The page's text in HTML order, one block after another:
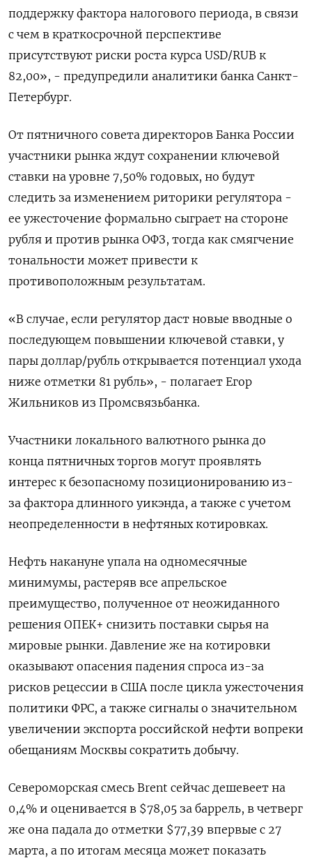
поддержку фактора налогового периода, в связи
с чем в краткосрочной перспективе
присутствуют риски роста курса USD/RUB к
82,00», - предупредили аналитики банка Санкт-
Петербург.
От пятничного совета директоров Банка России
участники рынка ждут сохранении ключевой
ставки на уровне 7,50% годовых, но будут
следить за изменением риторики регулятора -
ее ужесточение формально сыграет на стороне
рубля и против рынка ОФЗ, тогда как смягчение
тональности может привести к
противоположным результатам.
«В случае, если регулятор даст новые вводные о
последующем повышении ключевой ставки, у
пары доллар/рубль открывается потенциал ухода
ниже отметки 81 рубль», - полагает Егор
Жильников из Промсвязьбанка.
Участники локального валютного рынка до
конца пятничных торгов могут проявлять
интерес к безопасному позиционированию из-
за фактора длинного уикэнда, а также с учетом
неопределенности в нефтяных котировках.
Нефть накануне упала на одномесячные
минимумы, растеряв все апрельское
преимущество, полученное от неожиданного
решения ОПЕК+ снизить поставки сырья на
мировые рынки. Давление же на котировки
оказывают опасения падения спроса из-за
рисков рецессии в США после цикла ужесточения
политики ФРС, а также сигналы о значительном
увеличении экспорта российской нефти вопреки
обещаниям Москвы сократить добычу.
Североморская смесь Brent сейчас дешевеет на
0,4% и оценивается в $78,05 за баррель, в четверг
же она падала до отметки $77,39 впервые с 27
марта, а по итогам месяца может показать